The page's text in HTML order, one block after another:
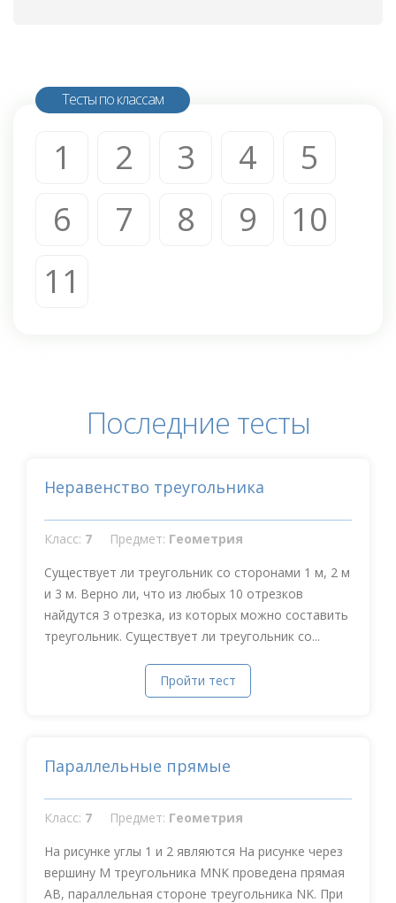
Тесты по классам
1 2 3 4
5
6
7 8 9
10
11
Последние тесты
Неравенство треугольника
Класс: 7 Предмет: Геометрия
Существует ли треугольник со сторонами 1 м, 2 м
и 3 м. Верно ли, что из любых 10 отрезков
найдутся 3 отрезка, из которых можно составить
треугольник. Существует ли треугольник со...
Пройти тест
Параллельные прямые
Класс: 7 Предмет: Геометрия
На рисунке углы 1 и 2 являются На рисунке через
вершину М треугольника MNK проведена прямая
АВ, параллельная стороне треугольника NK. При